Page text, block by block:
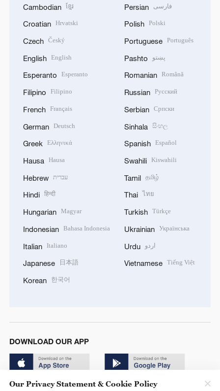
Cambodian ខ្មែរ
Croatian Hrvatski
Czech Český
English English
Esperanto Esperanto
Filipino Filipino
French Français
German Deutsch
Greek Ελληνικά
Hausa Hausa
Hebrew עברית
Hindi हिन्दी
Hungarian Magyar
Indonesian Bahasa Indonesia
Italian Italiano
Japanese 日本語
Korean 한국어
Persian فارسی
Polish Polski
Portuguese Português
Pashto پښتو
Romanian Română
Russian Русский
Serbian Српски
Sinhala සිංහල
Spanish Español
Swahili Kiswahili
Tamil தமிழ்
Thai ไทย
Turkish Türkçe
Ukrainian Українська
Urdu اردو
Vietnamese Tiếng Việt
DOWNLOAD OUR APP
Our Privacy Statement & Cookie Policy